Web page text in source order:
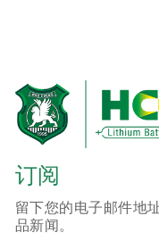
订阅
留下您的电子邮件地
品新闻。